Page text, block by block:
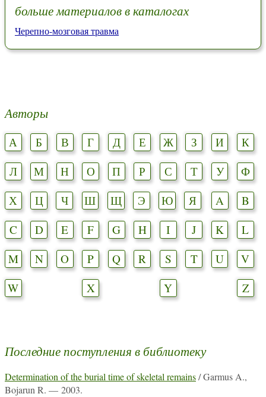
больше материалов в каталогах
Черепно-мозговая травма
Авторы
А Б В Г Д Е Ж З И
К
Л
М Н О П Р С Т У
Ф
Х
Ц Ч Ш Щ Э Ю Я A
B
C
D E F G H I J K
L
M
N O P Q R S T U
V
W
X Y Z
Последние поступления в библиотеку
Determination of the burial time of skeletal remains/ Garmus A.,
Bojarun R. — 2003.